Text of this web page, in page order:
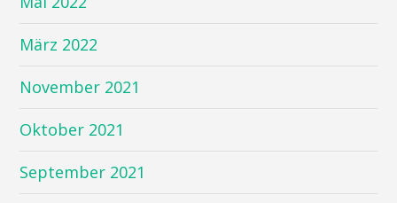
März 2022
November 2021
Oktober 2021
September 2021